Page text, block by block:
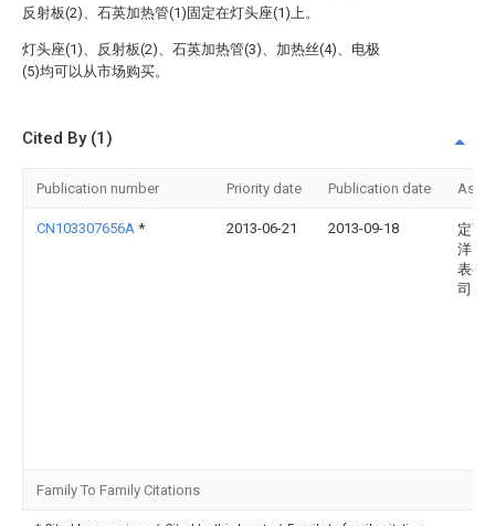
反射板(2)、石英加热管(1)固定在灯头座(1)上。
灯头座(1)、反射板(2)、石英加热管(3)、加热丝(4)、电极
(5)均可以从市场购买。
Cited By (1)
Publication number Priority date Publication date
CN103307656A * 2013-06-21 2013-09-18
定西
洋自
表有
司
Family To Family Citations